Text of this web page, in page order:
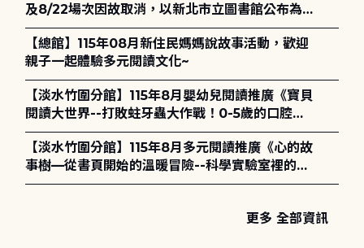
及8/22場次因故取消，以新北市立圖書館公布為
主)
【總館】115年08月新住民媽媽說故事活動，歡迎
親子一起體驗多元閱讀文化~
【淡水竹圍分館】115年8月嬰幼兒閱讀推廣《寶貝
閱讀大世界--打敗蛀牙蟲大作戰！0-5歲的口腔照
護全攻略》
【淡水竹圍分館】115年8月多元閱讀推廣《心的故
事樹—從書頁開始的溫暖冒險--科學實驗室裡的放
電章魚》
更多 全部資訊